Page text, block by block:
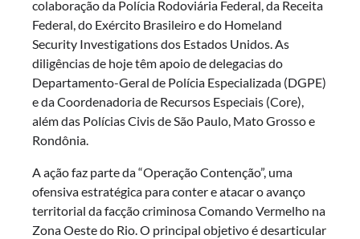
colaboração da Polícia Rodoviária Federal, da Receita
Federal, do Exército Brasileiro e do Homeland
Security Investigations dos Estados Unidos. As
diligências de hoje têm apoio de delegacias do
Departamento-Geral de Polícia Especializada (DGPE)
e da Coordenadoria de Recursos Especiais (Core),
além das Polícias Civis de São Paulo, Mato Grosso e
Rondônia.
A ação faz parte da “Operação Contenção”, uma
ofensiva estratégica para conter e atacar o avanço
territorial da facção criminosa Comando Vermelho na
Zona Oeste do Rio. O principal objetivo é desarticular